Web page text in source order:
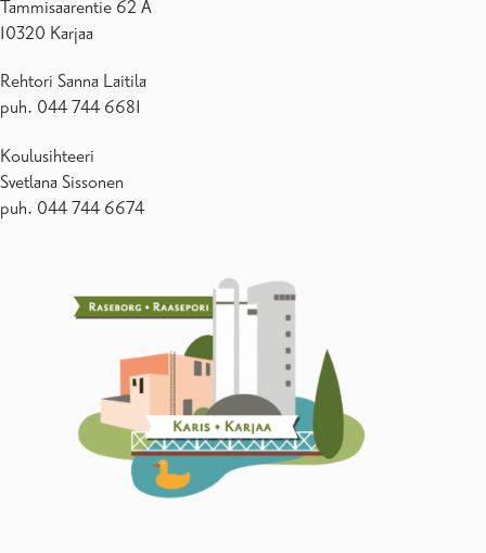
Tammisaarentie 62 A
10320 Karjaa
Rehtori Sanna Laitila
puh. 044 744 6681
Koulusihteeri
Svetlana Sissonen
puh. 044 744 6674